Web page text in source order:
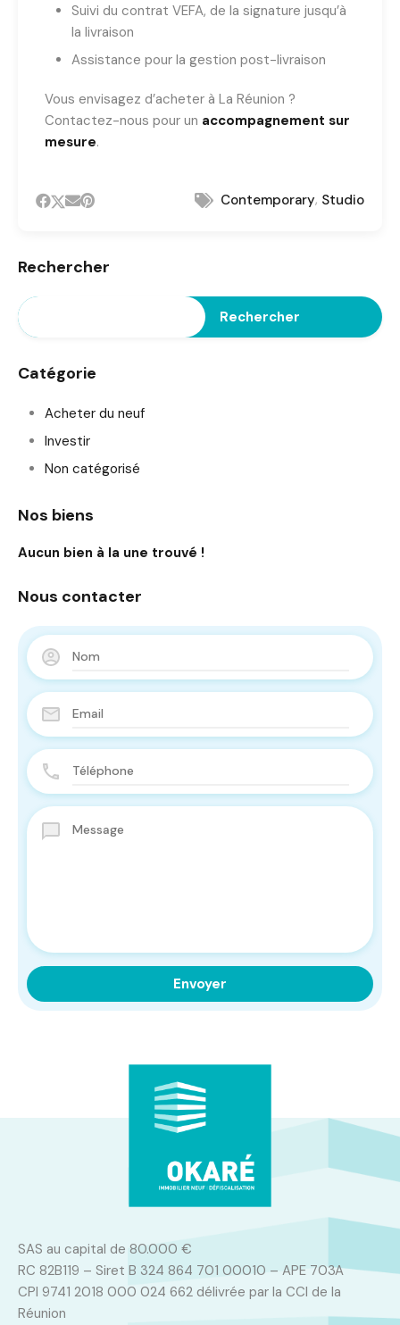
Suivi du contrat VEFA, de la signature jusqu’à
la livraison
Assistance pour la gestion post-livraison
Vous envisagez d’acheter à La Réunion ?
Contactez-nous pour un accompagnement sur
mesure.
Contemporary, Studio
Rechercher
Rechercher
Catégorie
Acheter du neuf
Investir
Non catégorisé
Nos biens
Aucun bien à la une trouvé !
Nous contacter
SAS au capital de 80.000 €
RC 82B119 – Siret B 324 864 701 00010 – APE 703A
CPI 9741 2018 000 024 662 délivrée par la CCI de la
Réunion